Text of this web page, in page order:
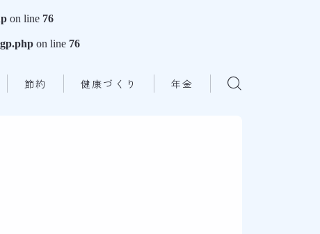
on line 76
on line 76
節約 健康づくり 年金